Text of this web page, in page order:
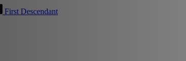
First Descendant